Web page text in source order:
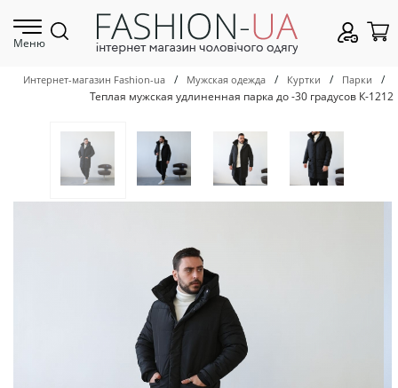
Меню
Интернет-магазин Fashion-ua / Мужская одежда / Куртки / Парки
/
Теплая мужская удлиненная парка до -30 градусов К-1212